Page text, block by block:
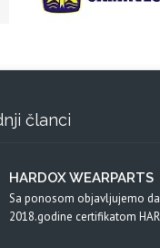
članci
HARDOX WEARPARTS
Sa ponosom objavljujemo
2018.godine certifikatom